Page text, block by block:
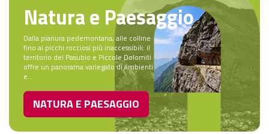
Natura e Paesaggio
Dalla pianura pedemontana, alle colline
fino ai picchi rocciosi più inaccessibili: il
territorio del Pasubio e Piccole Dolomiti
offre un panorama variegato di ambienti
e...
NATURA E PAESAGGIO